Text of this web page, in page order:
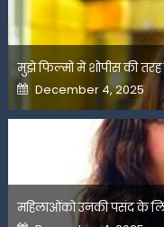
मुझे फिल्मों में शोपीस की
Posted
on
December 4, 2025
महिलाओंको उनकी पसंद के